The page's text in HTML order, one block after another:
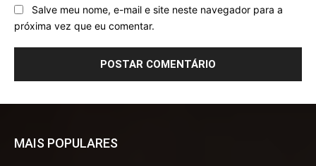
Salve meu nome, e-mail e site neste navegador para a
próxima vez que eu comentar.
MAIS POPULARES